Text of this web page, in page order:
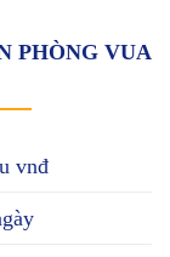
PHÒNG VUA
vnđ